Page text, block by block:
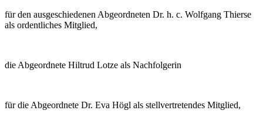
für den ausgeschiedenen Abgeordneten Dr. h. c. Wolfgang Thierse
als ordentliches Mitglied,
die Abgeordnete Hiltrud Lotze als Nachfolgerin
für die Abgeordnete Dr. Eva Högl als stellvertretendes Mitglied,